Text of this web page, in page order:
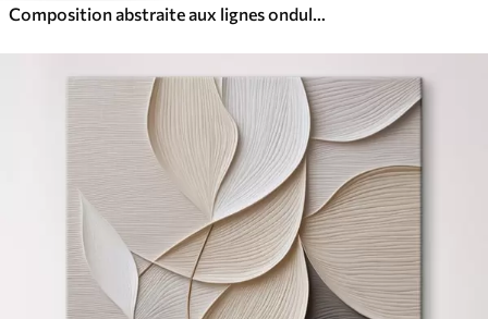
Composition abstraite aux lignes ondulées dynamiques, dans une palette de tons brun terre cuite